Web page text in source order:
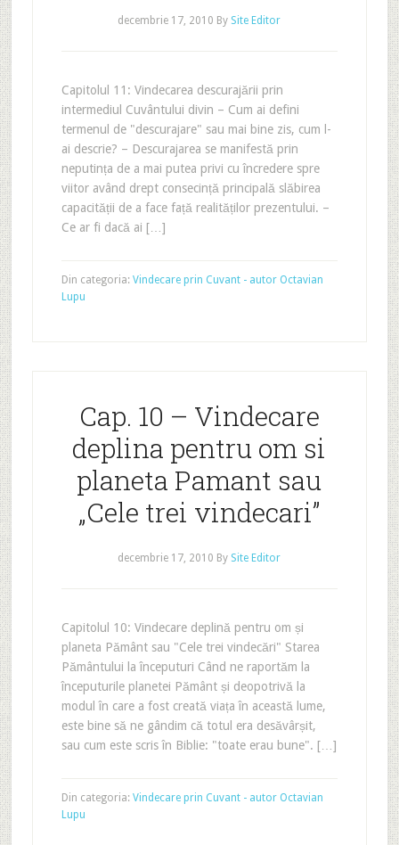
decembrie 17, 2010 By Site Editor
Capitolul 11: Vindecarea descurajării prin
intermediul Cuvântului divin – Cum ai defini
termenul de "descurajare" sau mai bine zis, cum l-
ai descrie? – Descurajarea se manifestă prin
neputința de a mai putea privi cu încredere spre
viitor având drept consecință principală slăbirea
capacității de a face față realităților prezentului. –
Ce ar fi dacă ai […]
Din categoria: Vindecare prin Cuvant - autor Octavian
Lupu
Cap. 10 – Vindecare
deplina pentru om si
planeta Pamant sau
„Cele trei vindecari”
decembrie 17, 2010 By Site Editor
Capitolul 10: Vindecare deplină pentru om și
planeta Pământ sau "Cele trei vindecări" Starea
Pământului la începuturi Când ne raportăm la
începuturile planetei Pământ și deopotrivă la
modul în care a fost creată viața în această lume,
este bine să ne gândim că totul era desăvârșit,
sau cum este scris în Biblie: "toate erau bune". […]
Din categoria: Vindecare prin Cuvant - autor Octavian
Lupu